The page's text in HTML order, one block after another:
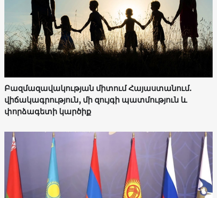
Բազմազավակության միտում Հայաստանում.
վիճակագրություն, մի զույգի պատմություն և
փորձագետի կարծիք